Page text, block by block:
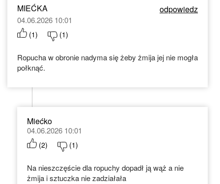
MIEĆKA odpowiedz
04.06.2026 10:01
(1) (1)
Ropucha w obronie nadyma się żeby żmija jej nie mogła
połknąć.
Miećko
04.06.2026 10:01
(2) (1)
Na nieszczęście dla ropuchy dopadł ją wąż a nie
żmija i sztuczka nie zadziałała